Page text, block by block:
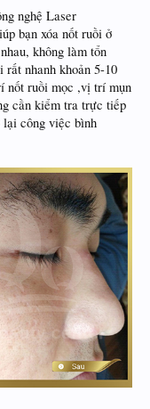
nghệ Laser
bạn xóa nốt ruồi ở
không làm tổn
nhanh khoản 5-10
nốt ruồi mọc ,vị trí mụn
cần kiểm tra trực tiếp
công việc bình